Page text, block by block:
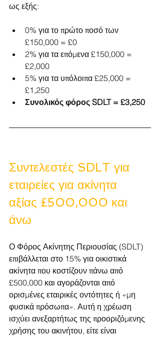
ως εξής:
0% για το πρώτο ποσό των
£150,000 = £0
2% για τα επόμενα £150,000 =
£2,000
5% για τα υπόλοιπα £25,000 =
£1,250
Συνολικός φόρος SDLT = £3,250
Συντελεστές SDLT για
εταιρείες για ακίνητα
αξίας £500,000 και
άνω
Ο Φόρος Ακίνητης Περιουσίας (SDLT)
επιβάλλεται στο 15% για οικιστικά
ακίνητα που κοστίζουν πάνω από
£500,000 και αγοράζονται από
ορισμένες εταιρικές οντότητες ή «μη
φυσικά πρόσωπα». Αυτή η χρέωση
ισχύει ανεξαρτήτως της προοριζόμενης
χρήσης του ακινήτου, είτε είναι